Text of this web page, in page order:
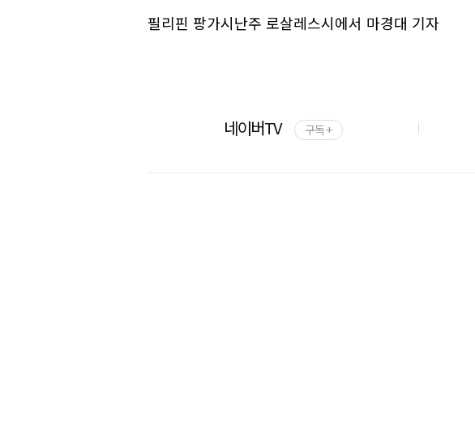
필리핀 팡가시난주 로살레스시에서 마경대 기자
네이버TV 구독 +